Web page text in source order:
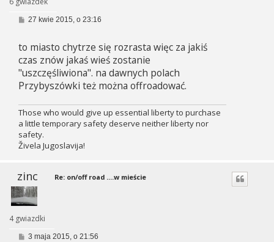
P
t
27 kwie 2015, o 23:16
to miasto chytrze się rozrasta więc za jakiś
czas znów jakaś wieś zostanie
"uszczęśliwiona". na dawnych polach
Przybyszówki też można offroadować.
Those who would give up essential liberty to purchase
a little temporary safety deserve neither liberty nor
safety.
Živela Jugoslavija!
zinc
4 gwiazdki
Re: on/off road ....w mieście
P3 maja 2015, o 21:56